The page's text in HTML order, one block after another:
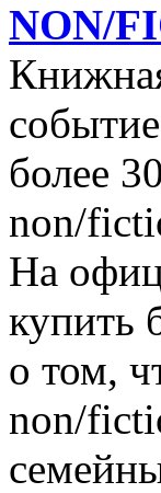
NON/
более
non/
На
купить
о том,
non/